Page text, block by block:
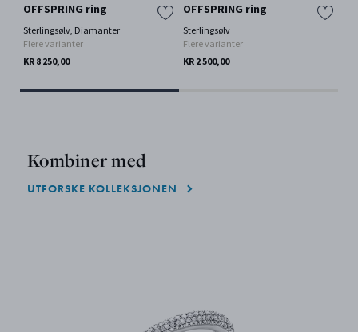
OFFSPRING ring
Sterlingsølv, Diamanter
Flere varianter
KR 8 250,00
OFFSPRING ring
Sterlingsølv
Flere varianter
KR 2 500,00
Kombiner med
UTFORSKE KOLLEKSJONEN